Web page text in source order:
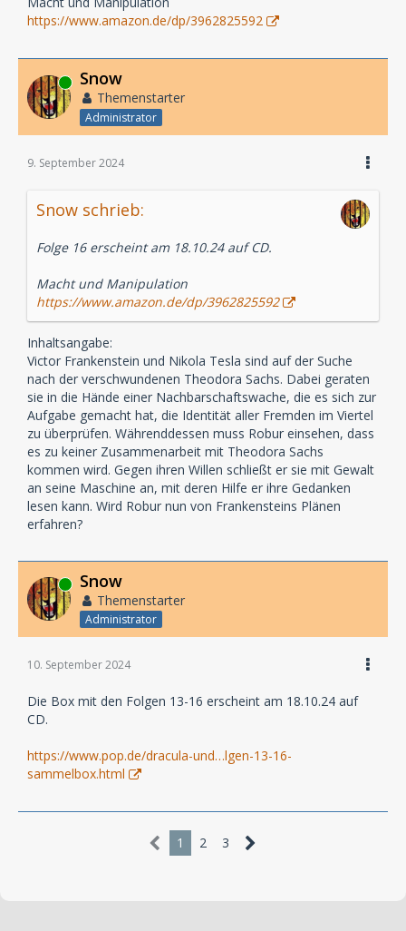
https://www.amazon.de/dp/3962825592
Online Snow
Themenstarter
Administrator
9. September 2024
Snow schrieb:
Folge 16 erscheint am 18.10.24 auf CD.
Macht und Manipulation
https://www.amazon.de/dp/3962825592
Inhaltsangabe:
Victor Frankenstein und Nikola Tesla sind auf der Suche
nach der verschwundenen Theodora Sachs. Dabei geraten
sie in die Hände einer Nachbarschaftswache, die es sich zur
Aufgabe gemacht hat, die Identität aller Fremden im Viertel
zu überprüfen. Währenddessen muss Robur einsehen, dass
es zu keiner Zusammenarbeit mit Theodora Sachs
kommen wird. Gegen ihren Willen schließt er sie mit Gewalt
an seine Maschine an, mit deren Hilfe er ihre Gedanken
lesen kann. Wird Robur nun von Frankensteins Plänen
erfahren?
Online Snow
Themenstarter
Administrator
10. September 2024
Die Box mit den Folgen 13-16 erscheint am 18.10.24 auf
CD.
https://www.pop.de/dracula-und…lgen-13-16-
sammelbox.html
1 2 3